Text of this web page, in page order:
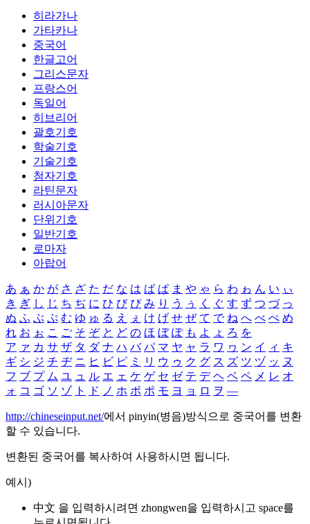
히라가나
가타카나
중국어
한글고어
그리스문자
프랑스어
독일어
히브리어
괄호기호
학술기호
기술기호
첨자기호
라틴문자
러시아문자
단위기호
일반기호
로마자
아랍어
あ ぁ か が さ ざ た だ な は ば ぱ ま や ゃ ら わ ゎ ん い ぃ
き ぎ し じ ち ぢ に ひ び ぴ み り う ぅ く ぐ す ず つ づ っ
ぬ ふ ぶ ぷ む ゆ ゅ る え ぇ け げ せ ぜ て で ね へ べ ぺ め
れ お ぉ こ ご そ ぞ と ど の ほ ぼ ぽ も よ ょ ろ を
ア ァ カ サ ザ タ ダ ナ ハ バ パ マ ヤ ャ ラ ワ ヮ ン イ ィ キ
ギ シ ジ チ ヂ ニ ヒ ビ ピ ミ リ ウ ゥ ク グ ス ズ ツ ヅ ッ ヌ
フ ブ プ ム ユ ュ ル エ ェ ケ ゲ セ ゼ テ デ ヘ ベ ペ メ レ オ
ォ コ ゴ ソ ゾ ト ド ノ ホ ボ ポ モ ヨ ョ ロ ヲ ―
http://chineseinput.net/에서 pinyin(병음)방식으로 중국어를 변환
할 수 있습니다.
변환된 중국어를 복사하여 사용하시면 됩니다.
예시)
中文 을 입력하시려면 zhongwen을 입력하시고 space를